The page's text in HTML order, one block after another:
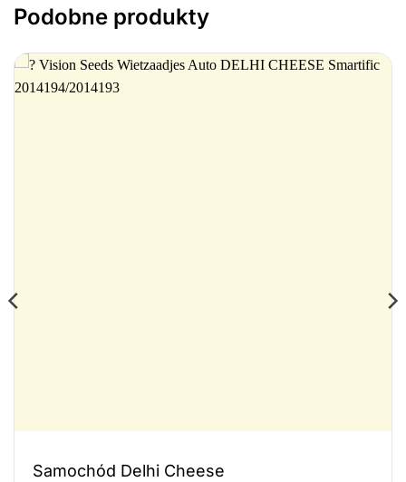
Podobne produkty
Samochód Delhi Cheese